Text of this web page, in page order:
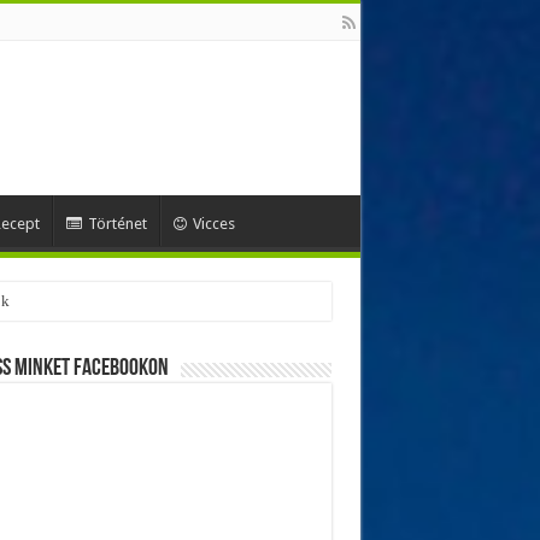
Történet Vicces
minket Facebookon